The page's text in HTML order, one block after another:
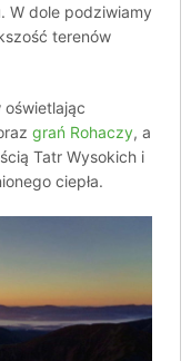
W dole podziwiamy
terenów
oświetlając
grań Rohaczy, a
Tatr Wysokich i
ciepła.